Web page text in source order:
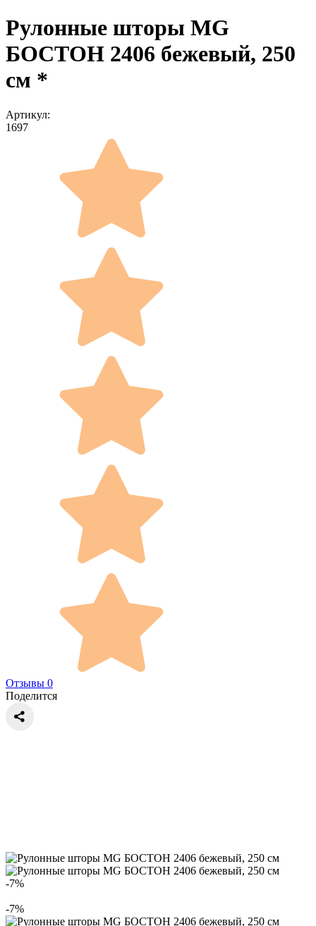
Рулонные шторы MG
БОСТОН 2406 бежевый, 250
см *
Артикул:
1697
Отзывы 0
Поделится
-7%
-7%